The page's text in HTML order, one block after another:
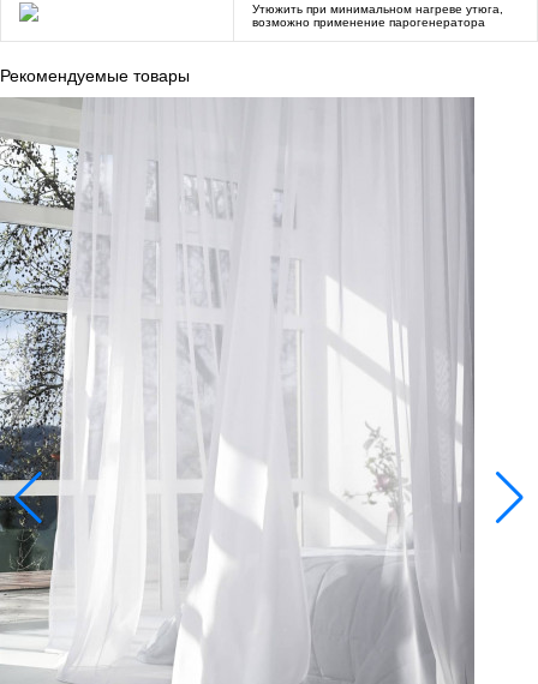
Утюжить при минимальном нагреве утюга,
возможно применение парогенератора
Рекомендуемые товары